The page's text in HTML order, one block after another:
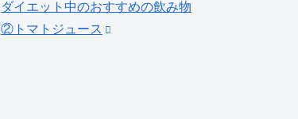
ダイエット中のおすすめの飲み物
②トマトジュース